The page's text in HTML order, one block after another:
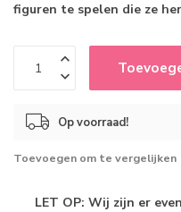
figuren te spelen die ze
Op voorraad!
Toevoegen om te vergelijken
LET OP: Wij zijn er